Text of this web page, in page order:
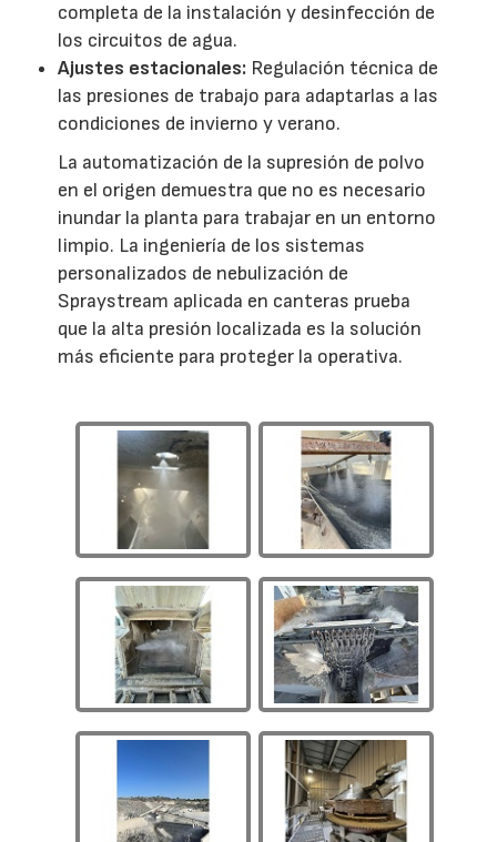
completa de la instalación y desinfección de
los circuitos de agua.
Ajustes estacionales: Regulación técnica de
las presiones de trabajo para adaptarlas a las
condiciones de invierno y verano.
La automatización de la supresión de polvo
en el origen demuestra que no es necesario
inundar la planta para trabajar en un entorno
limpio. La ingeniería de los sistemas
personalizados de nebulización de
Spraystream aplicada en canteras prueba
que la alta presión localizada es la solución
más eficiente para proteger la operativa.